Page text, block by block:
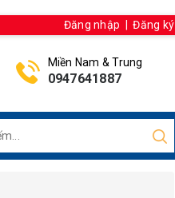
Đăng nhập Đăng ký
Miền Nam & Trung
0947641887